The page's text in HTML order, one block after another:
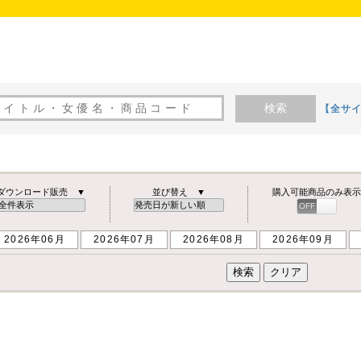
検索 【全サ
ウンロード販売 ▼ 並び替え ▼ 購入可能商品のみ表示
OFF
2026年06月 2026年07月 2026年08月 2026年09月